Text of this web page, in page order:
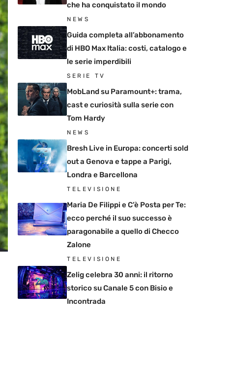
che ha conquistato il mondo
NEWS
Guida completa all’abbonamento
di HBO Max Italia: costi, catalogo e
le serie imperdibili
SERIE TV
MobLand su Paramount+: trama,
cast e curiosità sulla serie con
Tom Hardy
NEWS
Bresh Live in Europa: concerti sold
out a Genova e tappe a Parigi,
Londra e Barcellona
TELEVISIONE
Maria De Filippi e C’è Posta per Te:
ecco perché il suo successo è
paragonabile a quello di Checco
Zalone
TELEVISIONE
Zelig celebra 30 anni: il ritorno
storico su Canale 5 con Bisio e
Incontrada